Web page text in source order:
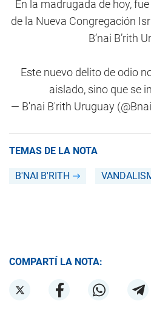
En la madrugada de hoy,
de la Nueva Congregación
B’nai B’rith
Este nuevo delito de odio
aislado, sino que se
— B'nai B'rith Uruguay
TEMAS DE LA NOTA
B'NAI B'RITH
COMPARTÍ LA NOTA: